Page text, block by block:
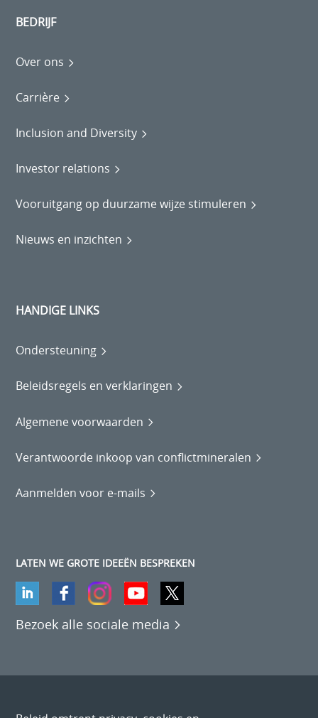
BEDRIJF
Over ons
Carrière
Inclusion and Diversity
Investor relations
Vooruitgang op duurzame wijze stimuleren
Nieuws en inzichten
HANDIGE LINKS
Ondersteuning
Beleidsregels en verklaringen
Algemene voorwaarden
Verantwoorde inkoop van conflictmineralen
Aanmelden voor e-mails
LATEN WE GROTE IDEEËN BESPREKEN
Bezoek alle sociale media